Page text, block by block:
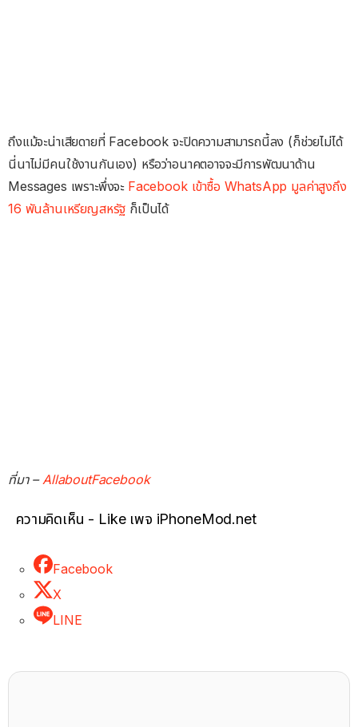
ถึงแม้จะน่าเสียดายที่ Facebook จะปิดความสามารถนี้ลง (ก็ช่วยไม่ได้
นี่นาไม่มีคนใช้งานกันเอง) หรือว่าอนาคตอาจจะมีการพัฒนาด้าน
Messages เพราะพึ่งจะ Facebook เข้าซื้อ WhatsApp มูลค่าสูงถึง
16 พันล้านเหรียญสหรัฐ ก็เป็นได้
ที่มา –AllaboutFacebook
ความคิดเห็น - Like เพจ iPhoneMod.net
Facebook
X
LINE